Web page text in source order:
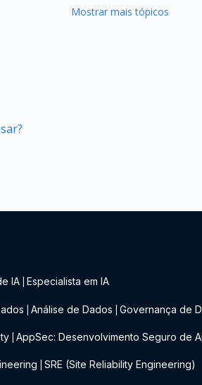
Mostrar mais tópicos
IA Especialista em IA
Análise de Dados Governança de
AppSec: Desenvolvimento Seguro de
SRE (Site Reliability Engineering)